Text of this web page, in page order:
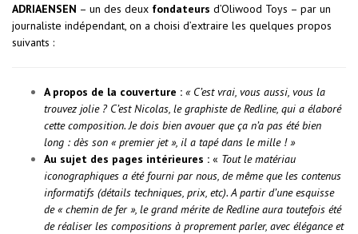
ADRIAENSEN – un des deux fondateurs d’Oliwood Toys – par un
journaliste indépendant, on a choisi d’extraire les quelques propos
suivants :
A propos de la couverture : « C’est vrai, vous aussi, vous la
trouvez jolie ? C’est Nicolas, le graphiste de Redline, qui a élaboré
cette composition. Je dois bien avouer que ça n’a pas été bien
long : dès son « premier jet », il a tapé dans le mille ! »
Au sujet des pages intérieures : « Tout le matériau
iconographiques a été fourni par nous, de même que les contenus
informatifs (détails techniques, prix, etc). A partir d’une esquisse
de « chemin de fer », le grand mérite de Redline aura toutefois été
de réaliser les compositions à proprement parler, avec élégance et